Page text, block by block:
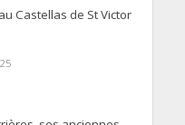
Castellas de St Victor